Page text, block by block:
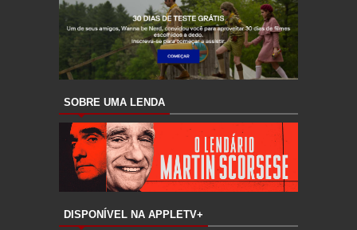
SOBRE UMA LENDA
DISPONÍVEL NA APPLETV+